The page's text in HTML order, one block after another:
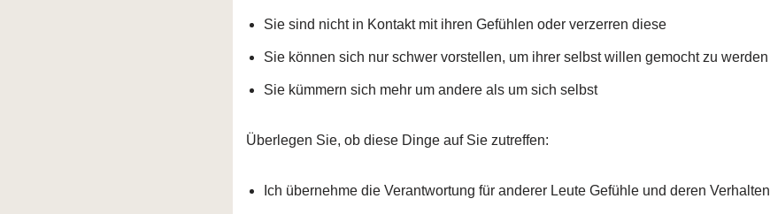
Sie sind nicht in Kontakt mit ihren Gefühlen oder verzerren diese
Sie können sich nur schwer vorstellen, um ihrer selbst willen gemocht zu werden
Sie kümmern sich mehr um andere als um sich selbst
Überlegen Sie, ob diese Dinge auf Sie zutreffen:
Ich übernehme die Verantwortung für anderer Leute Gefühle und deren Verhalten